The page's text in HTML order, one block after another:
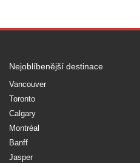
Nejoblíbenější destinace
Vancouver
Toronto
Calgary
Montréal
Banff
Jasper